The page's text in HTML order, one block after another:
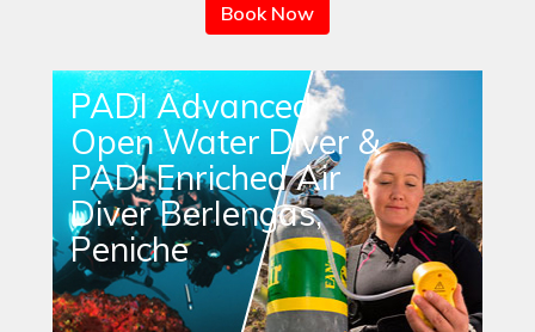
Book Now
PADI Advanced
Open Water Diver &
PADI Enriched Air
Diver Berlengas,
Peniche